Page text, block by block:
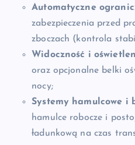
Automatyczne
zabezpieczenia przed
zboczach (kontrola
Widoczność i
oraz opcjonalne belki
nocy;
Systemy hamulcowe i
hamulce robocze i
ładunkową na czas